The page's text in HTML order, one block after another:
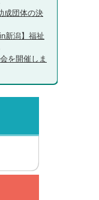
成団体の決
新潟】福祉
を開催しま